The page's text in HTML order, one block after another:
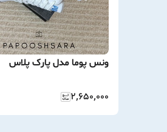
ونس پوما مدل پارک پلاس
۲٬۶۵۰٬۰۰۰